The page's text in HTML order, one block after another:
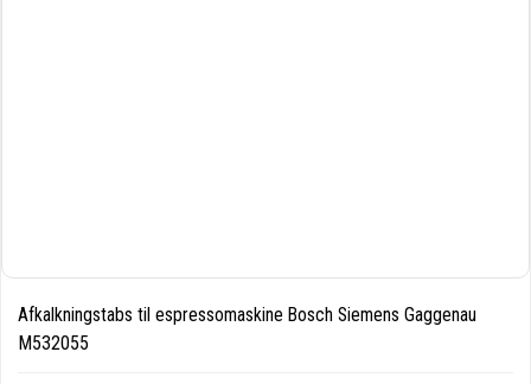
Afkalkningstabs til espressomaskine Bosch Siemens Gaggenau
M532055